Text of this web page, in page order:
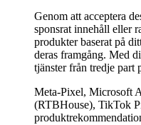
Genom att acceptera
sponsrat innehåll eller
produkter baserat på
deras framgång. Med
tjänster från tredje part
Meta-Pixel, Microsoft
(RTBHouse), TikTok